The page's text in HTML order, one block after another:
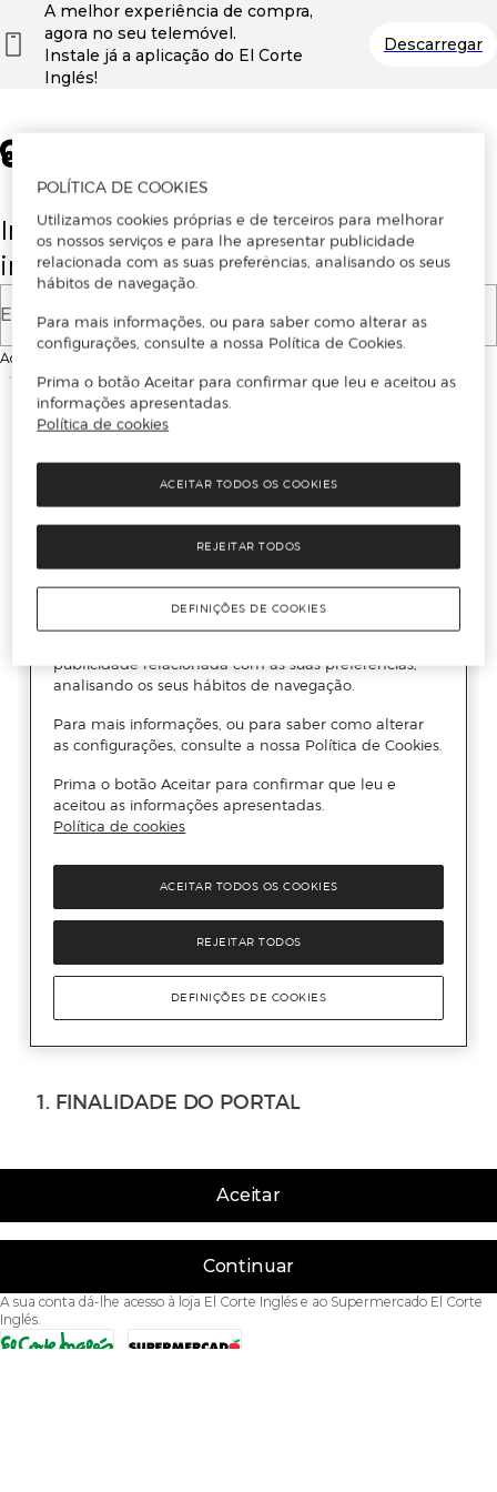
Insira o seu email para se registar ou
iniciar sessão.
E-mail
Ao continuar, aceitas as
Aceitar
Continuar
A sua conta dá-lhe acesso à loja El Corte Inglés e ao Supermercado El Corte
Inglés.
A melhor experiência de compra,
agora no seu telemóvel.
Instale já a aplicação do El Corte
Inglés!
Descarregar
POLÍTICA DE COOKIES
Utilizamos cookies próprias e de terceiros para melhorar
os nossos serviços e para lhe apresentar publicidade
relacionada com as suas preferências, analisando os seus
hábitos de navegação.
Para mais informações, ou para saber como alterar as
configurações, consulte a nossa Política de Cookies.
Prima o botão Aceitar para confirmar que leu e aceitou as
informações apresentadas.
Política de cookies
REJEITAR TODOS
ACEITAR TODOS OS COOKIES
DEFINIÇÕES DE COOKIES